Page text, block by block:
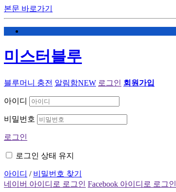
본문 바로가기
미스터블루
블루머니 충전 알림함NEW 로그인 회원가입
아이디
비밀번호
로그인
로그인 상태 유지
아이디 / 비밀번호 찾기
네이버 아이디로 로그인 Facebook 아이디로 로그인